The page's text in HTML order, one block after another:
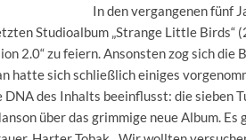
In den vergangenen fünf
Studioalbum „Strange Little Birds“
2.0“ zu feiern. Ansonsten zog sich die
hatte sich schließlich einiges
des Inhalts beeinflusst: die sieben
über das grimmige neue Album.